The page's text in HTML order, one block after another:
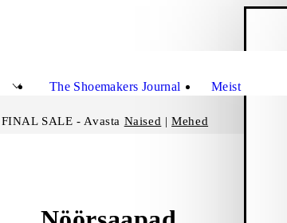
The Shoemakers Journal Meist
FINAL SALE - Avasta Naised |Mehed